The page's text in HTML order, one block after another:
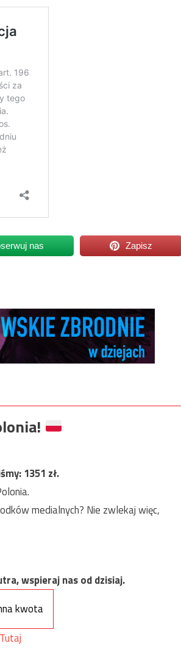
nas Zapisz
1351 zł.
medialnych? Nie zwlekaj więc,
wspieraj nas od dzisiaj.
kwota
Tutaj